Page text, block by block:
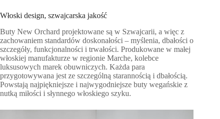
Włoski design, szwajcarska jakość
Buty New Orchard projektowane są w Szwajcarii, a więc z
zachowaniem standardów doskonałości – myślenia, dbałości o
szczegóły, funkcjonalności i trwałości. Produkowane w małej
włoskiej manufakturze w regionie Marche, kolebce
luksusowych marek obuwniczych. Każda para
przygotowywana jest ze szczególną starannością i dbałością.
Powstają najpiękniejsze i najwygodniejsze buty wegańskie z
nutką miłości i słynnego włoskiego szyku.